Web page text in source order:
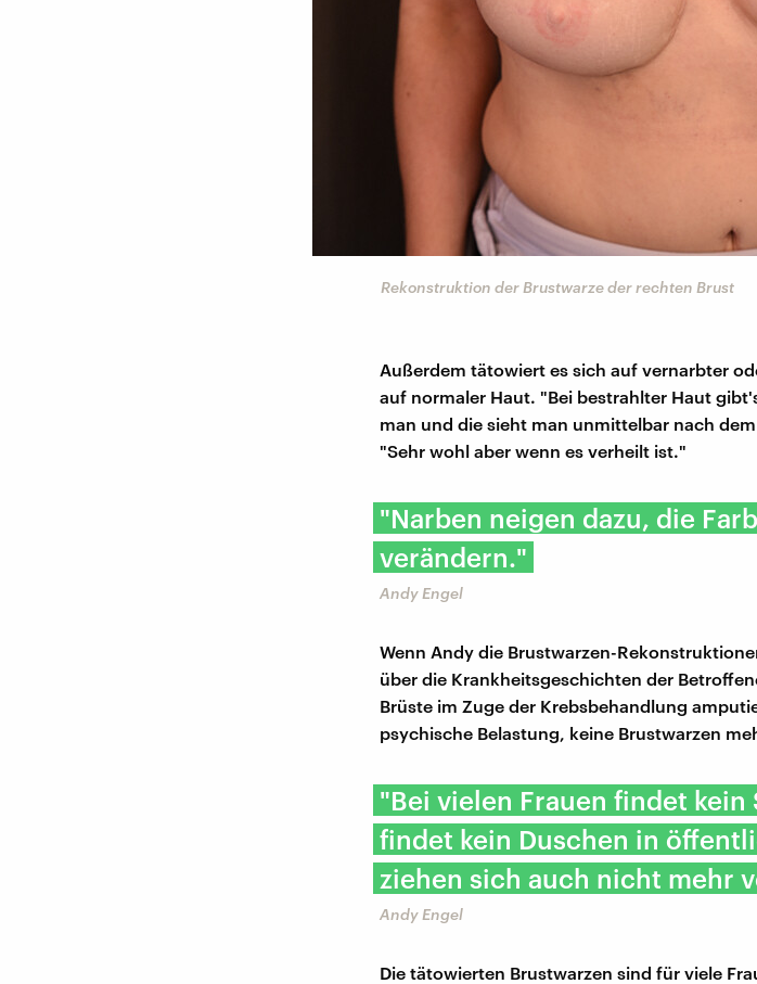
Rekonstruktion der Brustwarze der rechten Brust
Außerdem tätowiert es sich auf vernarbter
auf normaler Haut. "Bei bestrahlter Haut
man und die sieht man unmittelbar nach
"Sehr wohl aber wenn es verheilt ist."
"Narben neigen dazu, die
verändern."
Andy Engel
Wenn Andy die Brustwarzen-
über die Krankheitsgeschichten der
Brüste im Zuge der Krebsbehandlung
psychische Belastung, keine Brustwarzen
"Bei vielen Frauen findet kein
findet kein Duschen in
ziehen sich auch nicht mehr
Andy Engel
Die tätowierten Brustwarzen sind für viele